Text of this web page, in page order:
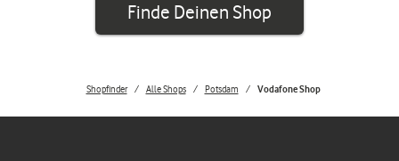
Finde Deinen Shop
Shopfinder Alle Shops Potsdam Vodafone Shop